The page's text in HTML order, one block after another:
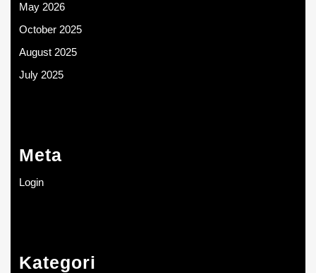
May 2026
October 2025
August 2025
July 2025
Meta
Login
Kategori